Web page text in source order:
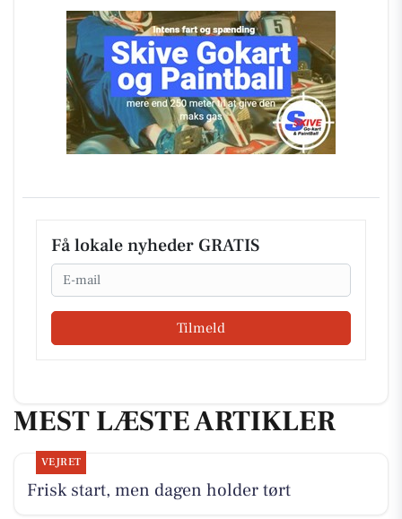
Få lokale nyheder GRATIS
Email
Tilmeld
MEST LÆSTE ARTIKLER
VEJRET
Frisk start, men dagen holder tørt